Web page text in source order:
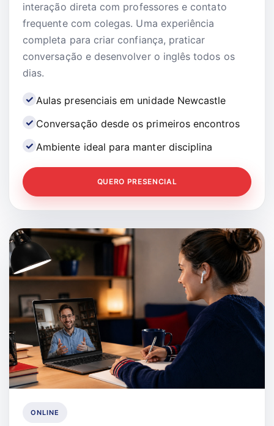
interação direta com professores e contato
frequente com colegas. Uma experiência
completa para criar confiança, praticar
conversação e desenvolver o inglês todos os
dias.
Aulas presenciais em unidade Newcastle
Conversação desde os primeiros encontros
Ambiente ideal para manter disciplina
QUERO PRESENCIAL
ONLINE